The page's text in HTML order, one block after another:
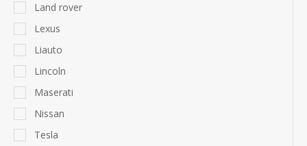
Land rover
Lexus
Liauto
Lincoln
Maserati
Nissan
Tesla